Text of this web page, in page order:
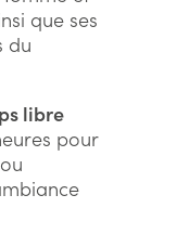
que ses
du
libre
pour